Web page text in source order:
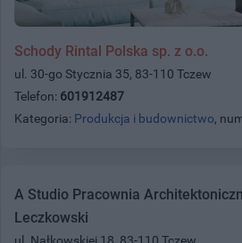
Schody Rintal Polska sp. z o.o.
ul. 30-go Stycznia 35, 83-110 Tczew
Telefon: 601912487
Kategoria: Produkcja i budownictwo,
A Studio Pracownia
Leczkowski